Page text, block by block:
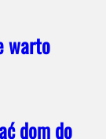
warto
dom do